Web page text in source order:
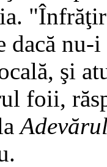
dacă nu-i
şi
foii,
Adevărul